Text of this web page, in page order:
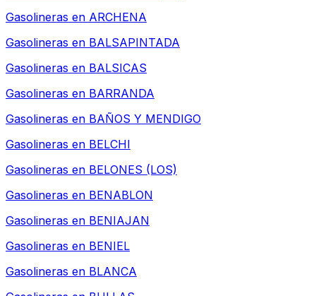
Gasolineras en ARCHENA
Gasolineras en BALSAPINTADA
Gasolineras en BALSICAS
Gasolineras en BARRANDA
Gasolineras en BAÑOS Y MENDIGO
Gasolineras en BELCHI
Gasolineras en BELONES (LOS)
Gasolineras en BENABLON
Gasolineras en BENIAJAN
Gasolineras en BENIEL
Gasolineras en BLANCA